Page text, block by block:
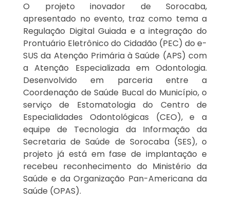
O projeto inovador de Sorocaba,
apresentado no evento, traz como tema a
Regulação Digital Guiada e a integração do
Prontuário Eletrônico do Cidadão (PEC) do e-
SUS da Atenção Primária à Saúde (APS) com
a Atenção Especializada em Odontologia.
Desenvolvido em parceria entre a
Coordenação de Saúde Bucal do Município, o
serviço de Estomatologia do Centro de
Especialidades Odontológicas (CEO), e a
equipe de Tecnologia da Informação da
Secretaria de Saúde de Sorocaba (SES), o
projeto já está em fase de implantação e
recebeu reconhecimento do Ministério da
Saúde e da Organização Pan-Americana da
Saúde (OPAS).